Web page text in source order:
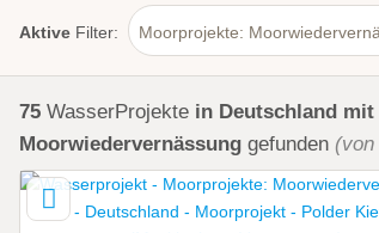
Aktive Filter: Moorprojekte:
75 WasserProjekte in Deutschland mit
Moorwiedervernässung gefunden (von